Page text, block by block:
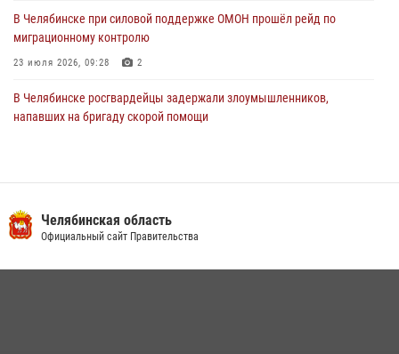
В Челябинске при силовой поддержке ОМОН прошёл рейд по
миграционному контролю
23 июля 2026, 09:28 2
В Челябинске росгвардейцы задержали злоумышленников,
напавших на бригаду скорой помощи
13 июля 2026, 03:02 5
Челябинская область
Официальный сайт Правительства